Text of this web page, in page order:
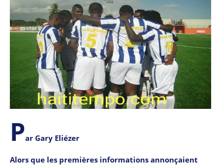
Par Gary Eliézer
Alors que les premières informations annonçaient